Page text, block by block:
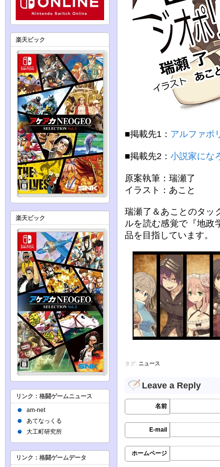
■掲載先1： アルファポ
■掲載先2： 小説家にな
原案執筆：瑞瀬了
イラスト：あこと
瑞瀬了＆あことのタッ
ルを読む感覚で『地政
品を目指しています。
タグ: ニュース
Leave a Reply
名前
E-mail
ホームページ
楽天ビック
楽天ビック
リンク：格闘ゲームニュース
am-net
あてなっくる
大工町研究所
リンク：格闘ゲームデータ